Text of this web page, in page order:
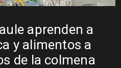
destaca
el inicio de
Maule